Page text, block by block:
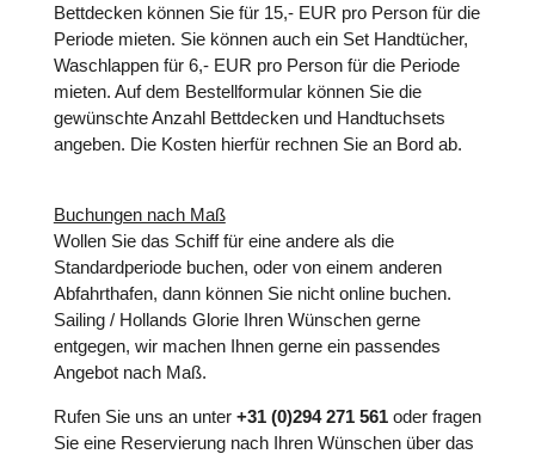
Bettdecken können Sie für 15,- EUR pro Person für die
Periode mieten. Sie können auch ein Set Handtücher,
Waschlappen für 6,- EUR pro Person für die Periode
mieten. Auf dem Bestellformular können Sie die
gewünschte Anzahl Bettdecken und Handtuchsets
angeben. Die Kosten hierfür rechnen Sie an Bord ab.
Buchungen nach Maß
Wollen Sie das Schiff für eine andere als die
Standardperiode buchen, oder von einem anderen
Abfahrthafen, dann können Sie nicht online buchen.
Sailing / Hollands Glorie Ihren Wünschen gerne
entgegen, wir machen Ihnen gerne ein passendes
Angebot nach Maß.
Rufen Sie uns an unter +31 (0)294 271 561oder fragen
Sie eine Reservierung nach Ihren Wünschen über das